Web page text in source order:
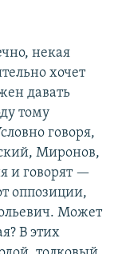
некая
хочет
давать
тому
говоря,
Миронов,
и говорят —
оппозиции,
Может
В этих